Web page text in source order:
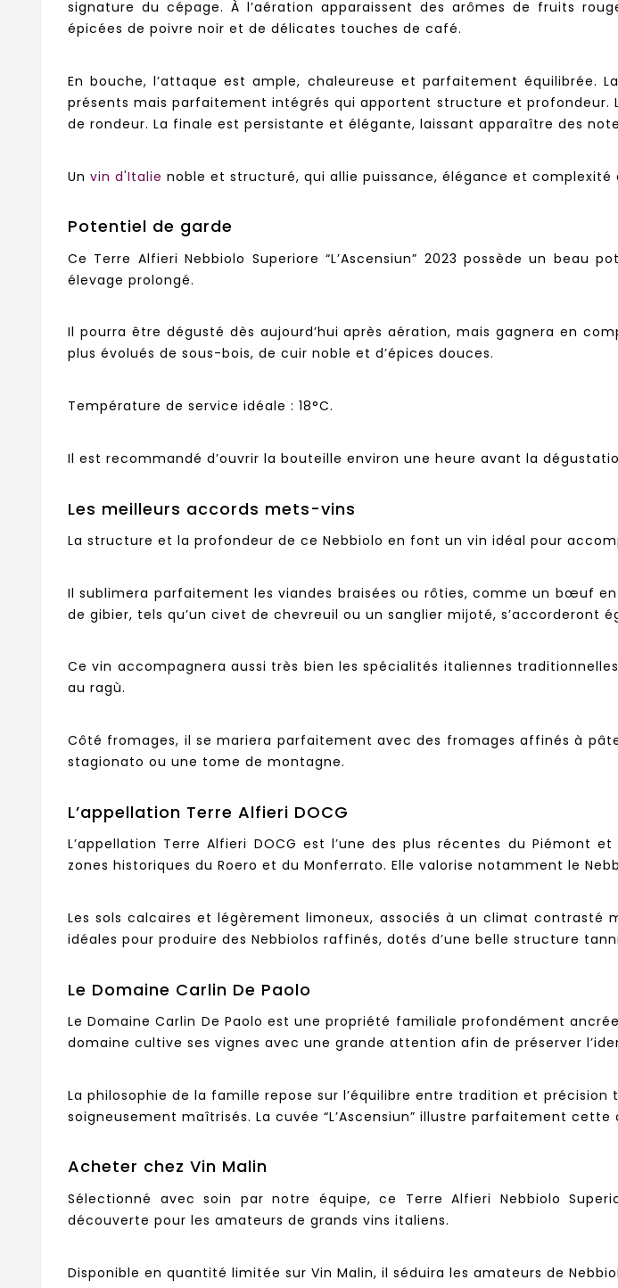
signature du cépage. À l’aération apparaissent des arômes de fruits
épicées de poivre noir et de délicates touches de café.
En bouche, l’attaque est ample, chaleureuse et parfaitement équilibrée.
présents mais parfaitement intégrés qui apportent structure et
de rondeur. La finale est persistante et élégante, laissant apparaître des
Un vin d'Italie noble et structuré, qui allie puissance, élégance et complexité
Potentiel de garde
Ce Terre Alfieri Nebbiolo Superiore “L’Ascensiun” 2023 possède un
élevage prolongé.
Il pourra être dégusté dès aujourd’hui après aération, mais gagnera en
plus évolués de sous-bois, de cuir noble et d’épices douces.
Température de service idéale : 18°C.
Il est recommandé d’ouvrir la bouteille environ une heure avant la
Les meilleurs accords mets-vins
La structure et la profondeur de ce Nebbiolo en font un vin idéal pour
Il sublimera parfaitement les viandes braisées ou rôties, comme un bœuf
de gibier, tels qu’un civet de chevreuil ou un sanglier mijoté,
Ce vin accompagnera aussi très bien les spécialités italiennes
au ragù.
Côté fromages, il se mariera parfaitement avec des fromages affinés à
stagionato ou une tome de montagne.
L’appellation Terre Alfieri DOCG
L’appellation Terre Alfieri DOCG est l’une des plus récentes du
zones historiques du Roero et du Monferrato. Elle valorise notamment le
Les sols calcaires et légèrement limoneux, associés à un climat
idéales pour produire des Nebbiolos raffinés, dotés d’une belle structure
Le Domaine Carlin De Paolo
Le Domaine Carlin De Paolo est une propriété familiale profondément
domaine cultive ses vignes avec une grande attention afin de préserver
La philosophie de la famille repose sur l’équilibre entre tradition et
soigneusement maîtrisés. La cuvée “L’Ascensiun” illustre parfaitement
Acheter chez Vin Malin
Sélectionné avec soin par notre équipe, ce Terre Alfieri Nebbiolo
découverte pour les amateurs de grands vins italiens.
Disponible en quantité limitée sur Vin Malin, il séduira les amateurs de